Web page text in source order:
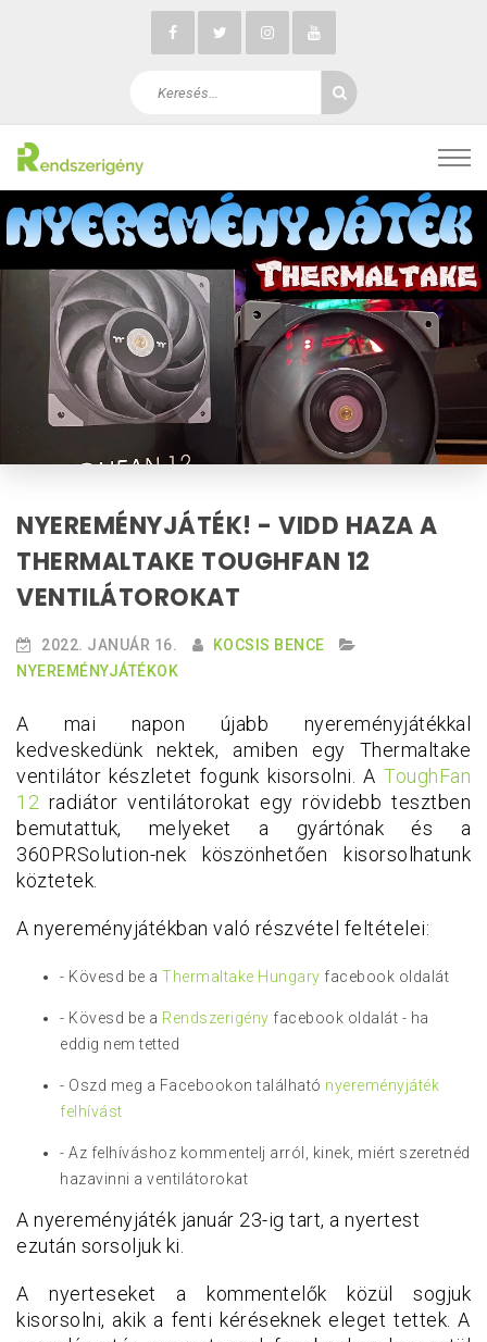
NYEREMÉNYJÁTÉK! - VIDD HAZA A
THERMALTAKE TOUGHFAN 12
VENTILÁTOROKAT
2022. JANUÁR 16.
KOCSIS BENCE
NYEREMÉNYJÁTÉKOK
A mai napon újabb nyereményjátékkal
kedveskedünk nektek, amiben egy Thermaltake
ventilátor készletet fogunk kisorsolni. A ToughFan
12 radiátor ventilátorokat egy rövidebb tesztben
bemutattuk, melyeket a gyártónak és a
360PRSolution-nek köszönhetően kisorsolhatunk
köztetek.
A nyereményjátékban való részvétel feltételei:
- Kövesd be a Thermaltake Hungary facebook oldalát
- Kövesd be a Rendszerigény facebook oldalát - ha
eddig nem tetted
- Oszd meg a Facebookon található nyereményjáték
felhívást
- Az felhíváshoz kommentelj arról, kinek, miért szeretnéd
hazavinni a ventilátorokat
A nyereményjáték január 23-ig tart, a nyertest
ezután sorsoljuk ki.
A nyerteseket a kommentelők közül sogjuk
kisorsolni, akik a fenti kéréseknek eleget tettek. A